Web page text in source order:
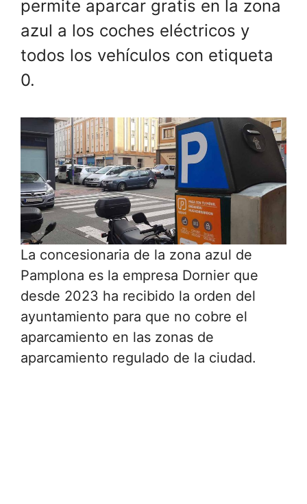
permite aparcar gratis en la zona
azul a los coches eléctricos y
todos los vehículos con etiqueta
0.
La concesionaria de la zona azul de
Pamplona es la empresa Dornier que
desde 2023 ha recibido la orden del
ayuntamiento para que no cobre el
aparcamiento en las zonas de
aparcamiento regulado de la ciudad.